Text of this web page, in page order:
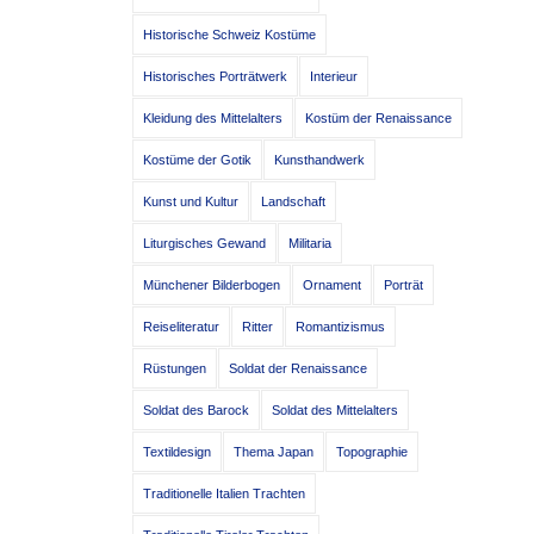
Historische Schweiz Kostüme
Historisches Porträtwerk Interieur
Kleidung des Mittelalters Kostüm der Renaissance
Kostüme der Gotik Kunsthandwerk
Kunst und Kultur Landschaft
Liturgisches Gewand Militaria
Münchener Bilderbogen Ornament Porträt
Reiseliteratur Ritter Romantizismus
Rüstungen Soldat der Renaissance
Soldat des Barock Soldat des Mittelalters
Textildesign Thema Japan Topographie
Traditionelle Italien Trachten